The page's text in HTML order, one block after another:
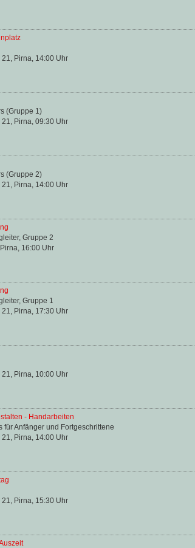
21, Pirna, 14:00 Uhr
(Gruppe 1)
21, Pirna, 09:30 Uhr
(Gruppe 2)
21, Pirna, 14:00 Uhr
Gruppe 2
16:00 Uhr
Gruppe 1
21, Pirna, 17:30 Uhr
21, Pirna, 10:00 Uhr
- Handarbeiten
für Anfänger und Fortgeschrittene
21, Pirna, 14:00 Uhr
21, Pirna, 15:30 Uhr